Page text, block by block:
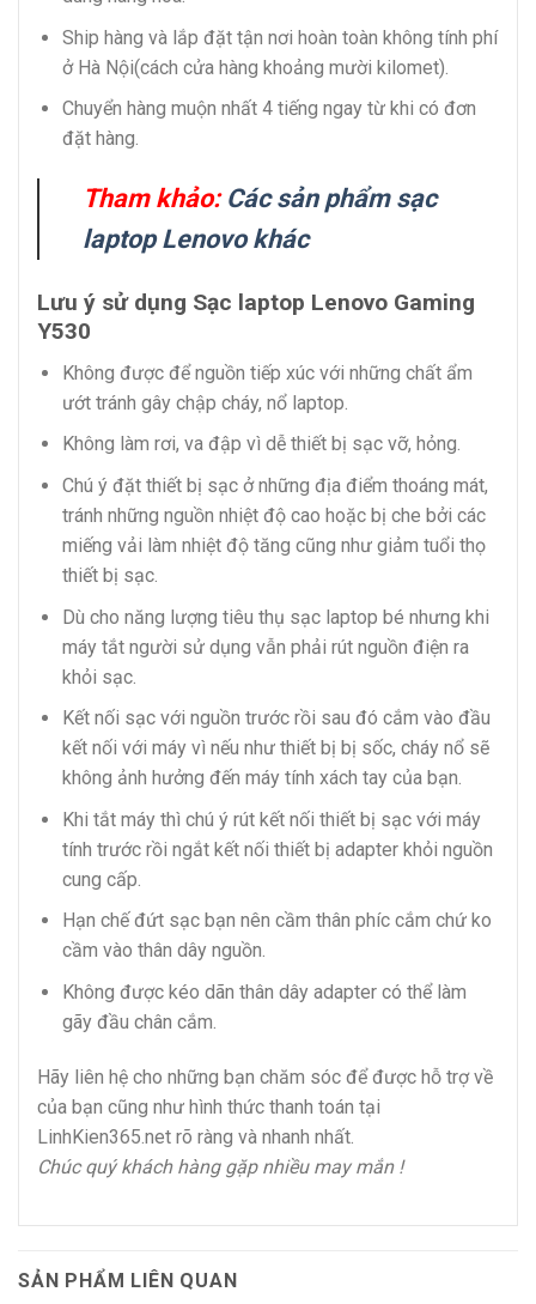
Ship hàng và lắp đặt tận nơi hoàn toàn không tính phí
ở Hà Nội(cách cửa hàng khoảng mười kilomet).
Chuyển hàng muộn nhất 4 tiếng ngay từ khi có đơn
đặt hàng.
Tham khảo: Các sản phẩm sạc
laptop Lenovo khác
Lưu ý sử dụng Sạc laptop Lenovo Gaming
Y530
Không được để nguồn tiếp xúc với những chất ẩm
ướt tránh gây chập cháy, nổ laptop.
Không làm rơi, va đập vì dễ thiết bị sạc vỡ, hỏng.
Chú ý đặt thiết bị sạc ở những địa điểm thoáng mát,
tránh những nguồn nhiệt độ cao hoặc bị che bởi các
miếng vải làm nhiệt độ tăng cũng như giảm tuổi thọ
thiết bị sạc.
Dù cho năng lượng tiêu thụ sạc laptop bé nhưng khi
máy tắt người sử dụng vẫn phải rút nguồn điện ra
khỏi sạc.
Kết nối sạc với nguồn trước rồi sau đó cắm vào đầu
kết nối với máy vì nếu như thiết bị bị sốc, cháy nổ sẽ
không ảnh hưởng đến máy tính xách tay của bạn.
Khi tắt máy thì chú ý rút kết nối thiết bị sạc với máy
tính trước rồi ngắt kết nối thiết bị adapter khỏi nguồn
cung cấp.
Hạn chế đứt sạc bạn nên cầm thân phíc cắm chứ ko
cầm vào thân dây nguồn.
Không được kéo dãn thân dây adapter có thể làm
gãy đầu chân cắm.
Hãy liên hệ cho những bạn chăm sóc để được hỗ trợ về
của bạn cũng như hình thức thanh toán tại
LinhKien365.net rõ ràng và nhanh nhất.
Chúc quý khách hàng gặp nhiều may mắn !
SẢN PHẨM LIÊN QUAN